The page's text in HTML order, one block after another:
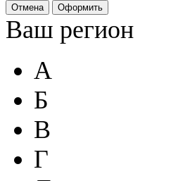
Отмена Оформить
Ваш регион
А
Б
В
Г